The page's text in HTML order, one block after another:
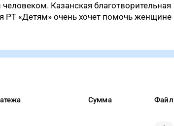
Казанская благотворительная
РТ «Детям» очень хочет помочь женщине
Сумма Файл